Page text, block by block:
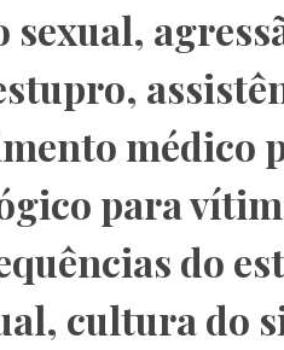
sexual,
,
médico
para
do
, cultura do